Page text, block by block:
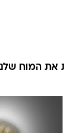
את המוח